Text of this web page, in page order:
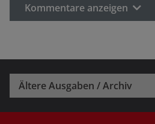
Kommentare anzeigen
Ältere Ausgaben / Archiv